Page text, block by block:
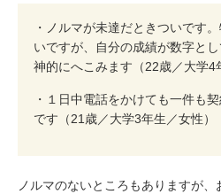
・ノルマが未達だときついです
いですが、自分の成績が数字と
神的にへこみます（22歳／大学4
・１日中電話をかけても一件も
です（21歳／大学3年生／女性）
ノルマのないところもありますが